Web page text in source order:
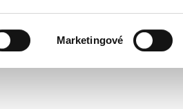
Marketingové